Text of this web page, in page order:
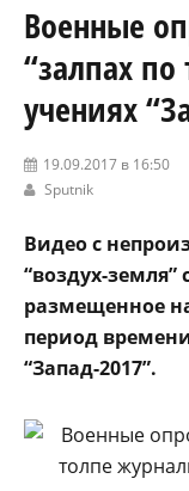
Военные
“залпах по
учениях
19.09.2017 в 16:50
Sputnik
Видео с
“воздух-земля”
размещенное
период
“Запад-2017”.